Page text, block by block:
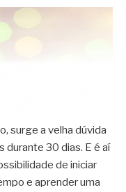
surge a velha dúvida
durante 30 dias. E é aí
de iniciar
e aprender uma